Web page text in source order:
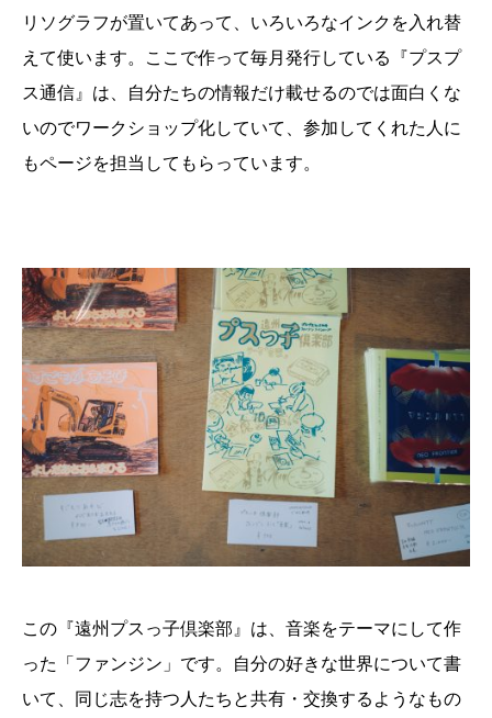
リソグラフが置いてあって、いろいろなインクを入れ替
えて使います。ここで作って毎月発行している『プスプ
ス通信』は、自分たちの情報だけ載せるのでは面白くな
いのでワークショップ化していて、参加してくれた人に
もページを担当してもらっています。
この『遠州プスっ子倶楽部』は、音楽をテーマにして作
った「ファンジン」です。自分の好きな世界について書
いて、同じ志を持つ人たちと共有・交換するようなもの